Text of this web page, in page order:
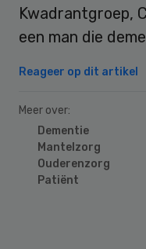
Kwadrantgroep,
een man die
Reageer op dit artikel
Meer over:
Dementie
Mantelzorg
Ouderenzorg
Patiënt